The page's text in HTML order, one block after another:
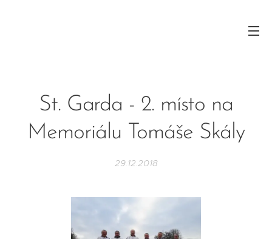
St. Garda - 2. místo na
Memoriálu Tomáše Skály
29.12.2018